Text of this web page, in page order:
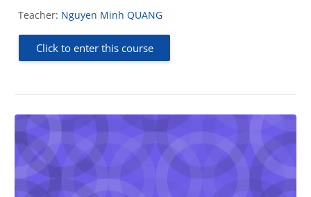
Teacher: Nguyen Minh QUANG
Click to enter this course